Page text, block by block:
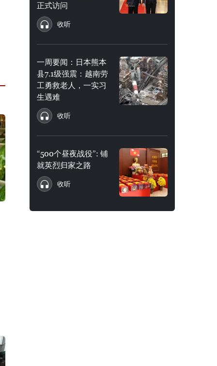
正式访问
收听
一周要闻：日本熊本
县7.1级强震：越南劳
工勇救老人，一实习
生遇难
收听
“500个昼夜战役”: 铺
就英烈归家之路
收听